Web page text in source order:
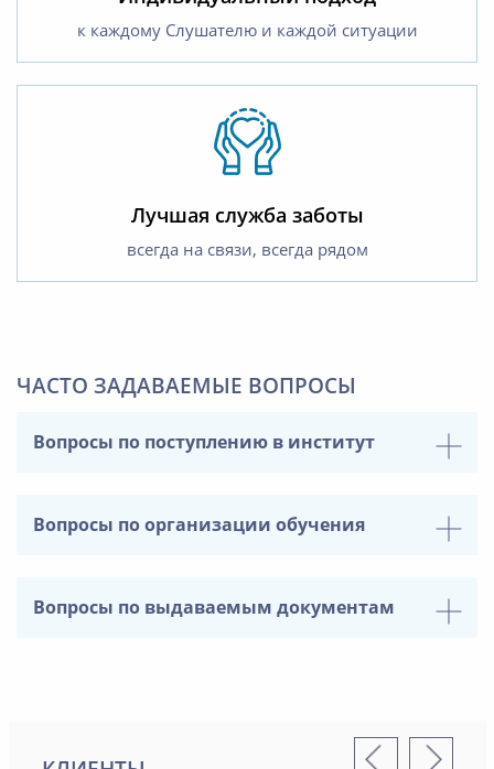
к каждому Слушателю и каждой ситуации
Лучшая служба заботы
всегда на связи, всегда рядом
ЧАСТО ЗАДАВАЕМЫЕ ВОПРОСЫ
Вопросы по поступлению в институт
Вопросы по организации обучения
Вопросы по выдаваемым документам